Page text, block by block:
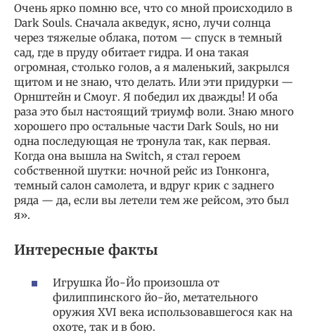
Очень ярко помню все, что со мной происходило в
Dark Souls. Сначала акведук, ясно, лучи солнца
через тяжелые облака, потом — спуск в темный
сад, где в пруду обитает гидра. И она такая
огромная, столько голов, а я маленький, закрылся
щитом и не знаю, что делать. Или эти придурки —
Орнштейн и Смоуг. Я победил их дважды! И оба
раза это был настоящий триумф воли. Знаю много
хорошего про остальные части Dark Souls, но ни
одна последующая не тронула так, как первая.
Когда она вышла на Switch, я стал героем
собственной шутки: ночной рейс из Гонконга,
темный салон самолета, и вдруг крик с заднего
ряда — да, если вы летели тем же рейсом, это был
я».
Интересные факты
Игрушка Йо-Йо произошла от
филиппинского йо-йо, метательного
оружия XVI века использовавшегося как на
охоте, так и в бою.